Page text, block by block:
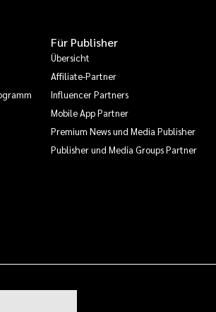
Für Publisher
Übersicht
Affiliate-Partner
Influencer Partners
Mobile App Partner
Premium News und Media Publisher
Publisher und Media Groups Partner